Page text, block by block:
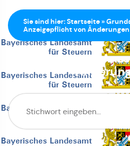
Sie sind hier:Startseite »
Anzeigepflicht von Änderungen
Grundsteuer –